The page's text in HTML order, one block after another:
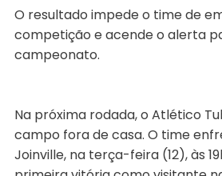
O resultado impede o time de
competição e acende o alerta
campeonato.
Na próxima rodada, o Atlético
campo fora de casa. O time
Joinville, na terça-feira (12), às